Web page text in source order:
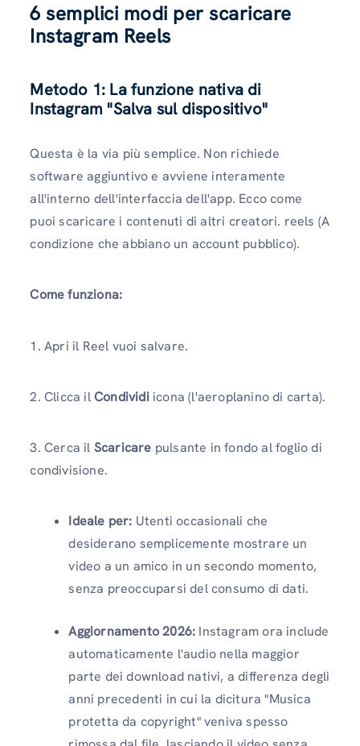
6 semplici modi per scaricare
Instagram Reels
Metodo 1: La funzione nativa di
Instagram "Salva sul dispositivo"
Questa è la via più semplice. Non richiede
software aggiuntivo e avviene interamente
all'interno dell'interfaccia dell'app. Ecco come
puoi scaricare i contenuti di altri creatori. reels (A
condizione che abbiano un account pubblico).
Come funziona:
1. Apri il Reel vuoi salvare.
2. Clicca ilCondividiicona (l'aeroplanino di carta).
3. Cerca il Scaricare pulsante in fondo al foglio di
condivisione.
Ideale per: Utenti occasionali che
desiderano semplicemente mostrare un
video a un amico in un secondo momento,
senza preoccuparsi del consumo di dati.
Aggiornamento 2026: Instagram ora include
automaticamente l'audio nella maggior
parte dei download nativi, a differenza degli
anni precedenti in cui la dicitura "Musica
protetta da copyright" veniva spesso